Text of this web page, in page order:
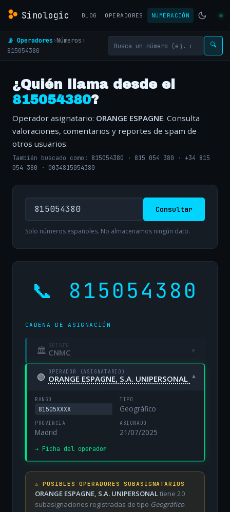
Sinologic BLOG OPERADORES NUMERACIÓN
📡 Operadores›Números›
815054380
🔍
¿Quién llama desde el
815054380?
Operador asignatario: ORANGE ESPAGNE. Consulta
valoraciones, comentarios y reportes de spam de
otros usuarios.
También buscado como: 815054380 · 815 054 380 · +34 815
054 380 · 0034815054380
Consultar
Solo números españoles. No almacenamos ningún dato.
📞 815054380
CADENA DE ASIGNACIÓN
🏛 ORIGEN
CNMC ▾
🟢 OPERADOR (ASIGNATARIO)
ORANGE ESPAGNE, S.A. UNIPERSONAL ▾
RANGO
81505XXXX
TIPO
Geográfico
PROVINCIA
Madrid
ASIGNADO
21/07/2025
→ Ficha del operador
⚠️ POSIBLES OPERADORES SUBASIGNATARIOS
ORANGE ESPAGNE, S.A. UNIPERSONALtiene 20
subasignaciones registradas de tipo Geográfico.